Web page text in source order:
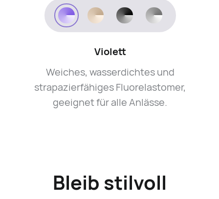
Violett
Weiches, wasserdichtes und
strapazierfähiges Fluorelastomer,
geeignet für alle Anlässe.
Bleib stilvoll